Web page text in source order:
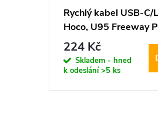
Rychlý kabel USB-C/
Hoco, U95 Freeway
224 Kč
Skladem - hned
k odeslání>5 ks